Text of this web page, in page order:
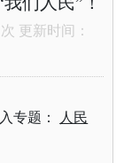
更新时间：
专题： 人民